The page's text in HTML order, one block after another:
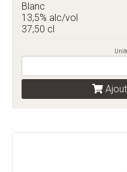
Blanc
13,5% alc/vol
37,50 cl